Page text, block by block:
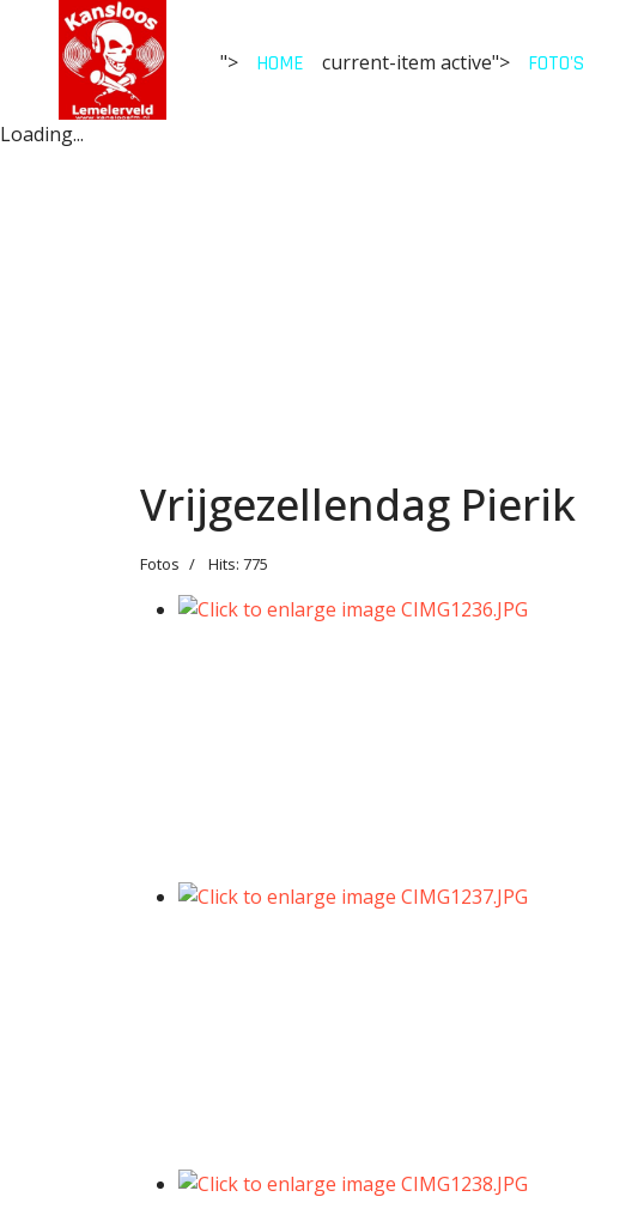
"> HOME current-item active"> FOTO'S
Loading...
Vrijgezellendag Pierik
Fotos Hits: 775